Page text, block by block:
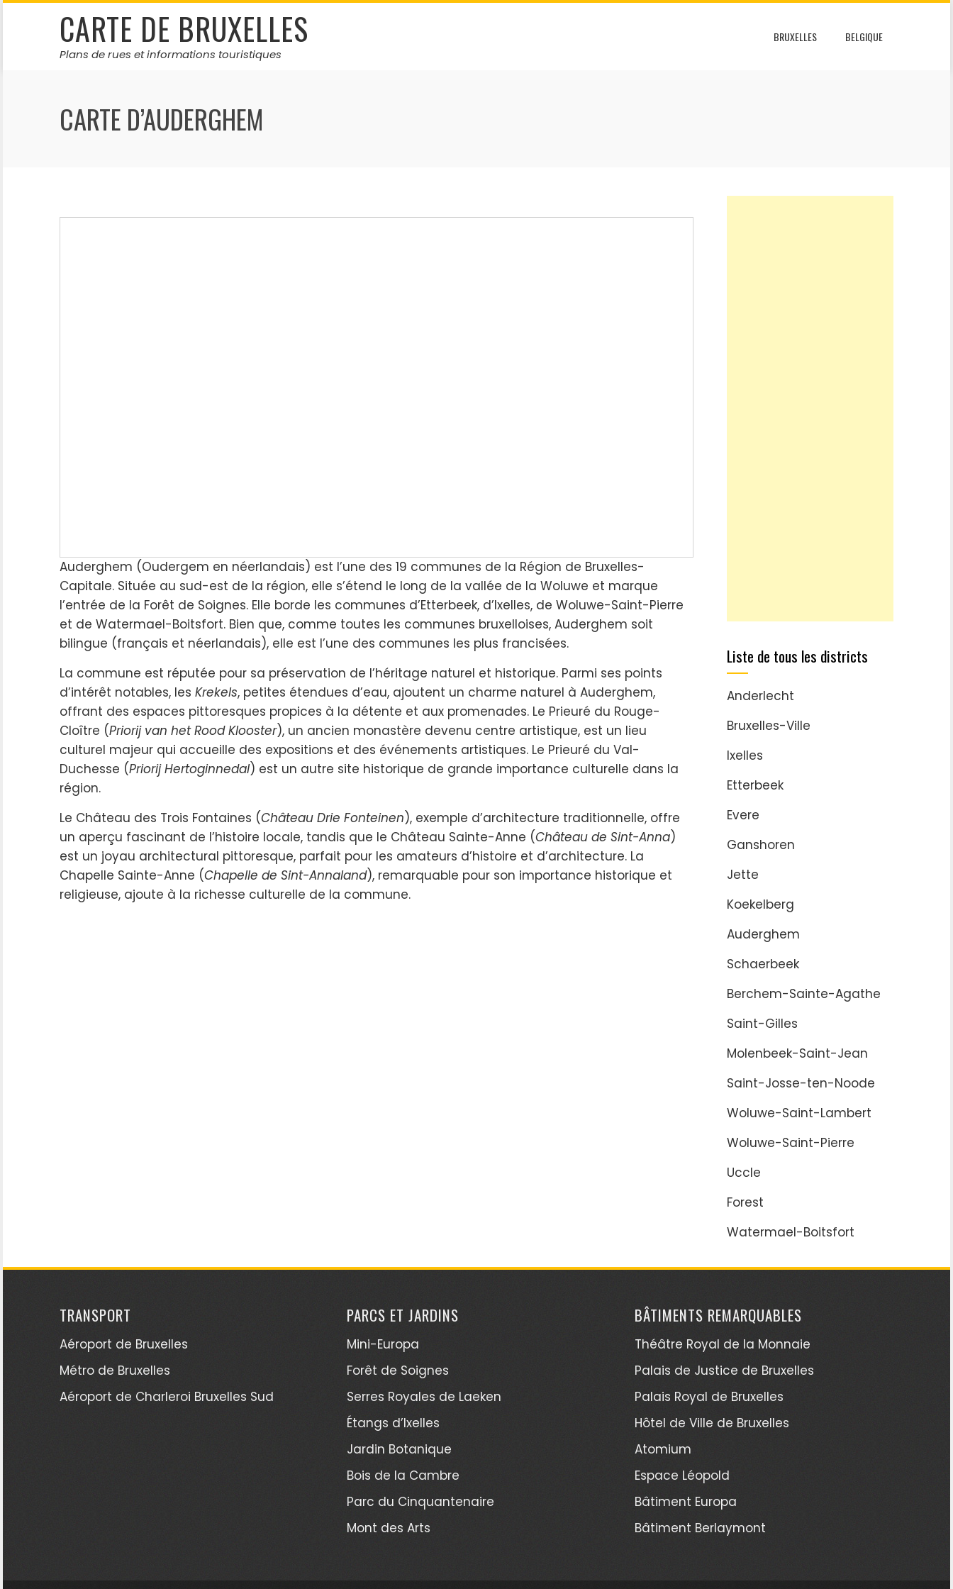
Skip
CARTE DE BRUXELLES
Plans de rues et informations touristiques
BRUXELLES BELGIQUE
CARTE D’AUDERGHEM
Auderghem (Oudergem en néerlandais) est l’une des 19 communes de la Région de Bruxelles-
Capitale. Située au sud-est de la région, elle s’étend le long de la vallée de la Woluwe et marque
l’entrée de la Forêt de Soignes. Elle borde les communes d’Etterbeek, d’Ixelles, de Woluwe-Saint-Pierre
et de Watermael-Boitsfort. Bien que, comme toutes les communes bruxelloises, Auderghem soit
bilingue (français et néerlandais), elle est l’une des communes les plus francisées.
La commune est réputée pour sa préservation de l’héritage naturel et historique. Parmi ses points
d’intérêt notables, les Krekels, petites étendues d’eau, ajoutent un charme naturel à Auderghem,
offrant des espaces pittoresques propices à la détente et aux promenades. Le Prieuré du Rouge-
Cloître (Priorij van het Rood Klooster), un ancien monastère devenu centre artistique, est un lieu
culturel majeur qui accueille des expositions et des événements artistiques. Le Prieuré du Val-
Duchesse (Priorij Hertoginnedal) est un autre site historique de grande importance culturelle dans la
région.
Le Château des Trois Fontaines (Château Drie Fonteinen), exemple d’architecture traditionnelle, offre
un aperçu fascinant de l’histoire locale, tandis que le Château Sainte-Anne (Château de Sint-Anna)
est un joyau architectural pittoresque, parfait pour les amateurs d’histoire et d’architecture. La
Chapelle Sainte-Anne (Chapelle de Sint-Annaland), remarquable pour son importance historique et
religieuse, ajoute à la richesse culturelle de la commune.
Liste de tous les districts
Anderlecht
Bruxelles-Ville
Ixelles
Etterbeek
Evere
Ganshoren
Jette
Koekelberg
Auderghem
Schaerbeek
Berchem-Sainte-Agathe
Saint-Gilles
Molenbeek-Saint-Jean
Saint-Josse-ten-Noode
Woluwe-Saint-Lambert
Woluwe-Saint-Pierre
Uccle
Forest
Watermael-Boitsfort
TRANSPORT
Aéroport de Bruxelles
Métro de Bruxelles
Aéroport de Charleroi Bruxelles Sud
PARCS ET JARDINS
Mini-Europa
Forêt de Soignes
Serres Royales de Laeken
Étangs d’Ixelles
Jardin Botanique
Bois de la Cambre
Parc du Cinquantenaire
Mont des Arts
BÂTIMENTS REMARQUABLES
Théâtre Royal de la Monnaie
Palais de Justice de Bruxelles
Palais Royal de Bruxelles
Hôtel de Ville de Bruxelles
Atomium
Espace Léopold
Bâtiment Europa
Bâtiment Berlaymont